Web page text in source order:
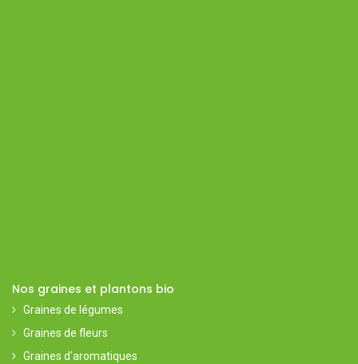
Nos graines et plantons bio
Graines de légumes
Graines de fleurs
Graines d'aromatiques